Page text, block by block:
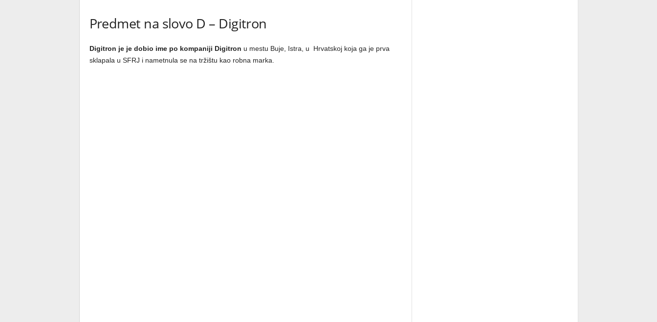
Predmet na slovo D – Digitron
Digitron je je dobio ime po kompaniji Digitron u mestu Buje, Istra, u Hrvatskoj koja ga je prva
sklapala u SFRJ i nametnula se na tržištu kao robna marka.